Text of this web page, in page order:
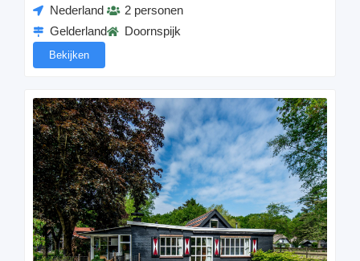
Nederland
Gelderland
2 personen
Doornspijk
Bekijken